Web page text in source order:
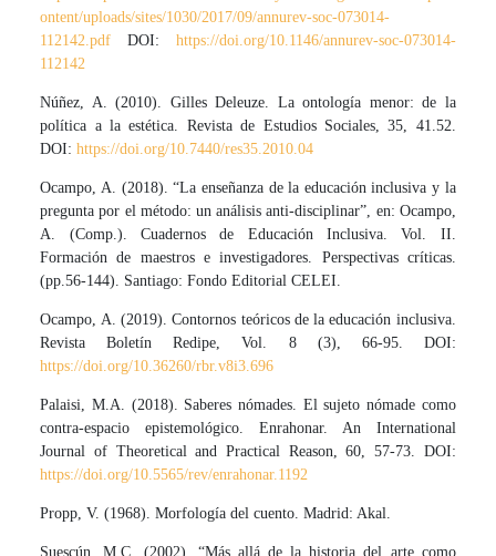
ontent/uploads/sites/1030/2017/09/annurev-soc-073014-
112142.pdf DOI: https://doi.org/10.1146/annurev-soc-073014-
112142
Núñez, A. (2010). Gilles Deleuze. La ontología menor: de la
política a la estética. Revista de Estudios Sociales, 35, 41.52.
DOI:https://doi.org/10.7440/res35.2010.04
Ocampo, A. (2018). “La enseñanza de la educación inclusiva y la
pregunta por el método: un análisis anti-disciplinar”, en: Ocampo,
A. (Comp.). Cuadernos de Educación Inclusiva. Vol. II.
Formación de maestros e investigadores. Perspectivas críticas.
(pp.56-144). Santiago: Fondo Editorial CELEI.
Ocampo, A. (2019). Contornos teóricos de la educación inclusiva.
Revista Boletín Redipe, Vol. 8 (3), 66-95. DOI:
https://doi.org/10.36260/rbr.v8i3.696
Palaisi, M.A. (2018). Saberes nómades. El sujeto nómade como
contra-espacio epistemológico. Enrahonar. An International
Journal of Theoretical and Practical Reason, 60, 57-73. DOI:
https://doi.org/10.5565/rev/enrahonar.1192
Propp, V. (1968). Morfología del cuento. Madrid: Akal.
Suescún, M.C. (2002). “Más allá de la historia del arte como